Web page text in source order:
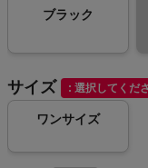
レディースカジュアル
メンズスポーツウェア
レディーススポーツウェ
スポーツシューズ
ブラック
サイズ 選択してくだ
ワンサイズ